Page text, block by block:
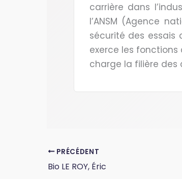
carrière dans
l’ANSM (Agence
sécurité des essais
exerce les fonctions
charge la filière des
PRÉCÉDENT
Bio LE ROY, Éric